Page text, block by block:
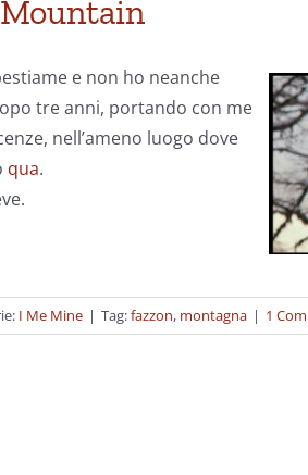
e non ho neanche
tre anni, portando con me
nell’ameno luogo dove
qua.
I Me Mine | Tag:fazzon, montagna | 1